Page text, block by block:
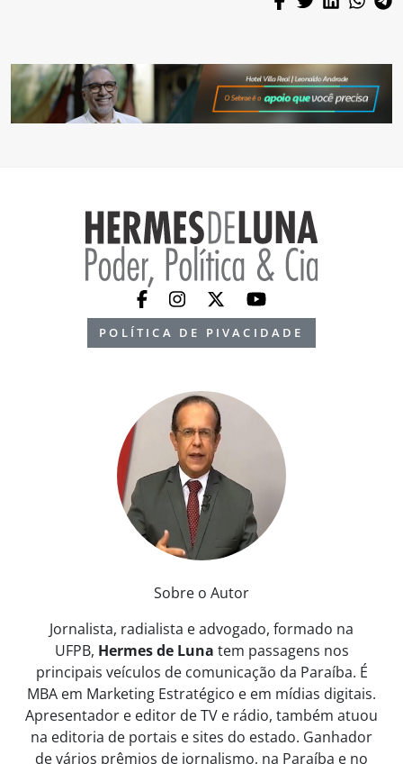
POLÍTICA DE PIVACIDADE
Sobre o Autor
Jornalista, radialista e advogado, formado na
UFPB, Hermes de Luna tem passagens nos
principais veículos de comunicação da Paraíba. É
MBA em Marketing Estratégico e em mídias digitais.
Apresentador e editor de TV e rádio, também atuou
na editoria de portais e sites do estado. Ganhador
de vários prêmios de jornalismo, na Paraíba e no